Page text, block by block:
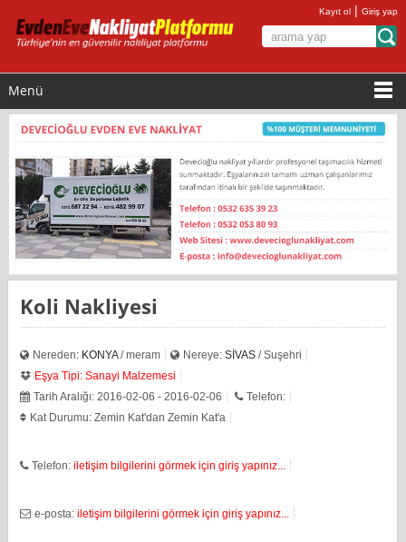
Kayıt ol |Giriş yap
Menü
Koli Nakliyesi
Nereden: KONYA/ meram Nereye:SİVAS / Suşehri
Eşya Tipi: Sanayi Malzemesi
Tarih Aralığı: 2016-02-06 - 2016-02-06
Telefon:
Kat Durumu: Zemin Kat'dan Zemin Kat'a
Telefon:iletişim bilgilerini görmek için giriş yapınız...
e-posta:iletişim bilgilerini görmek için giriş yapınız...